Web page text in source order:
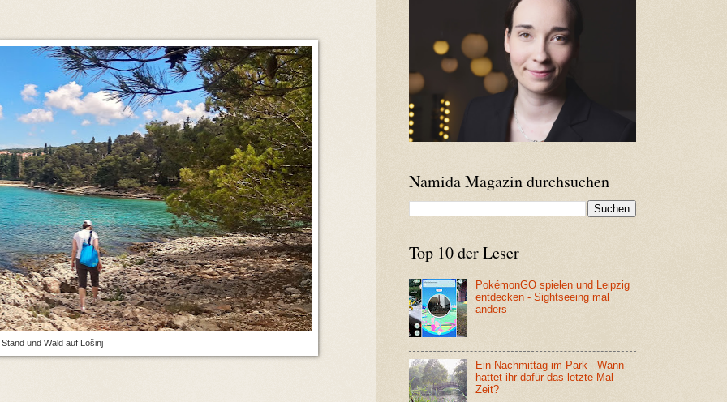
Stand und Wald auf Lošinj
Namida Magazin durchsuchen
Top 10 der Leser
PokémonGO spielen und Leipzig
entdecken - Sightseeing mal
anders
Ein Nachmittag im Park - Wann
hattet ihr dafür das letzte Mal
Zeit?